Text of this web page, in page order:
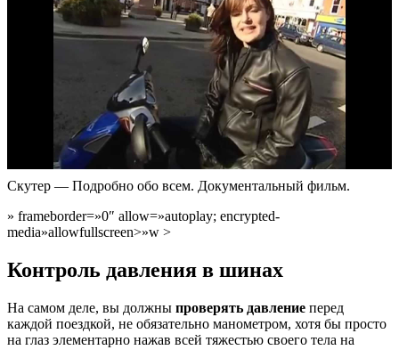
Скутер — Подробно обо всем. Документальный фильм.
» frameborder=»0″ allow=»autoplay; encrypted-
media»allowfullscreen>»w >
Контроль давления в шинах
На самом деле, вы должны проверять давление перед
каждой поездкой, не обязательно манометром, хотя бы просто
на глаз элементарно нажав всей тяжестью своего тела на